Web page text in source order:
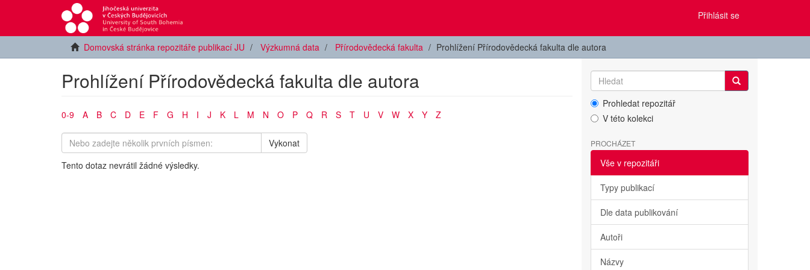
Přihlásit se
Domovská stránka repozitáře publikací JU Výzkumná data Přírodovědecká fakulta Prohlížení Přírodovědecká fakulta dle autora
Prohlížení Přírodovědecká fakulta dle autora
0-9 A B C D E F G H I J K L M N O P Q R S T U V W X Y Z
Vykonat
Tento dotaz nevrátil žádné výsledky.
Prohledat repozitář
V této kolekci
PROCHÁZET
Vše v repozitáři
Typy publikací
Dle data publikování
Autoři
Názvy